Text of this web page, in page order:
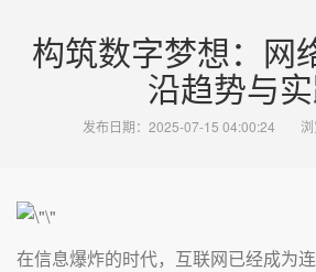
构筑数字梦想：网
沿趋势与
发布日期：2025-07-15 04:00:24 浏
在信息爆炸的时代，互联网已经成为